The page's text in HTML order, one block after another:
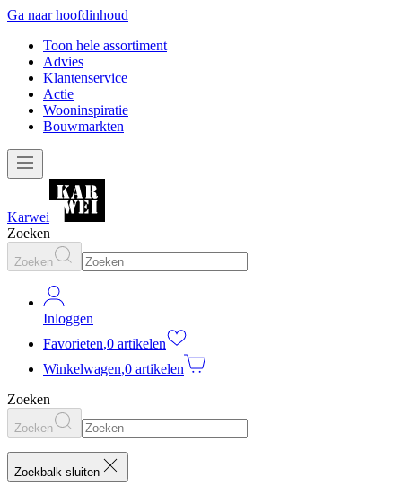
Ga naar hoofdinhoud
Toon hele assortiment
Advies
Klantenservice
Actie
Wooninspiratie
Bouwmarkten
Karwei
Zoeken
Zoeken
Inloggen
Favorieten,0 artikelen
Winkelwagen,0 artikelen
Zoeken
Zoeken
Zoekbalk sluiten